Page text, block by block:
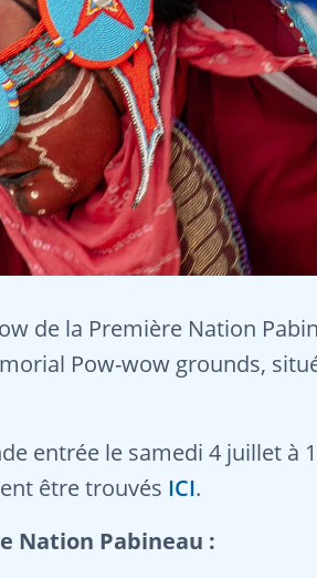
de la Première Nation
Pow-wow grounds,
entrée le samedi 4 juillet à
être trouvés ICI.
Nation Pabineau :